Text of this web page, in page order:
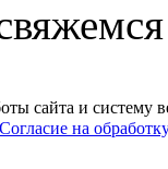
сайта и систему
Согласие на